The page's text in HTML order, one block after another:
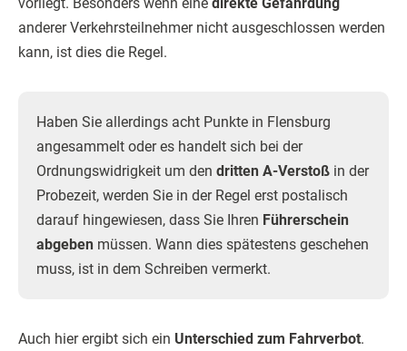
anderer Verkehrsteilnehmer nicht ausgeschlossen werden
kann, ist dies die Regel.
Haben Sie allerdings acht Punkte in Flensburg
angesammelt oder es handelt sich bei der
Ordnungswidrigkeit um den dritten A-Verstoß in der
Probezeit, werden Sie in der Regel erst postalisch
darauf hingewiesen, dass Sie Ihren Führerschein
abgeben müssen. Wann dies spätestens geschehen
muss, ist in dem Schreiben vermerkt.
Auch hier ergibt sich ein Unterschied zum Fahrverbot.